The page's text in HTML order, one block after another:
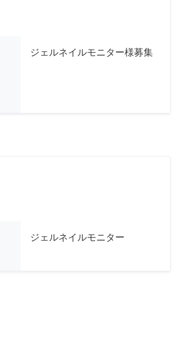
ジェルネイルモニター様募集
ジェルネイルモニター